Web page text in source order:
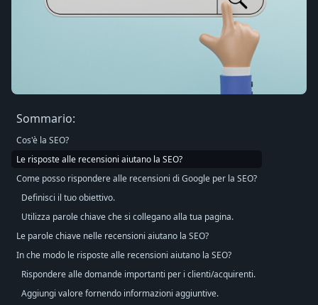
Sommario:
Cos'è la SEO?
Le risposte alle recensioni aiutano la SEO?
Come posso rispondere alle recensioni di Google per la SEO?
Definisci il tuo obiettivo.
Utilizza parole chiave che si collegano alla tua pagina.
Le parole chiave nelle recensioni aiutano la SEO?
In che modo le risposte alle recensioni aiutano la SEO?
Rispondere alle domande importanti per i clienti/acquirenti.
Aggiungi valore fornendo informazioni aggiuntive.